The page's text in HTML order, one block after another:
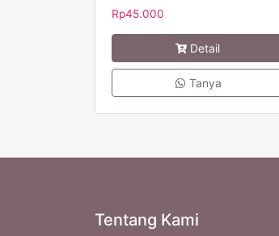
Rp45.000
Detail
Tanya
Tentang Kami